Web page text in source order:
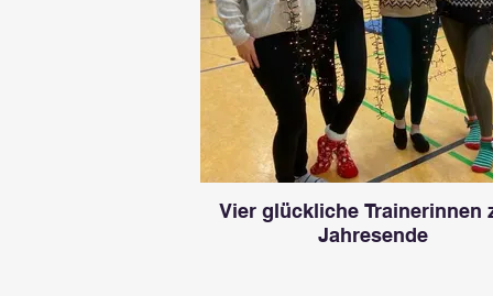
Vier glückliche Trainerinnen
Jahresende